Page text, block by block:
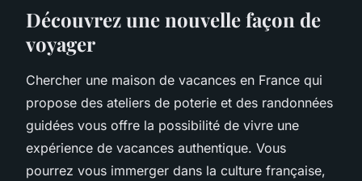
Découvrez une nouvelle façon de
voyager
Chercher une maison de vacances en France qui
propose des ateliers de poterie et des randonnées
guidées vous offre la possibilité de vivre une
expérience de vacances authentique. Vous
pourrez vous immerger dans la culture française,